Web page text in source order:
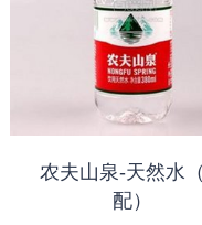
农夫山泉-天然水
配）